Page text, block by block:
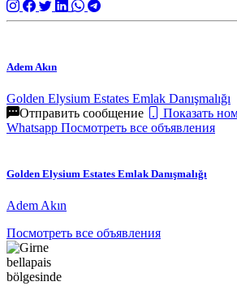
Adem Akın
Golden Elysium Estates Emlak Danışmalığı
Отправить сообщение
Показать
Whatsapp Посмотреть все объявления
Golden Elysium Estates Emlak Danışmalığı
Adem Akın
Посмотреть все объявления